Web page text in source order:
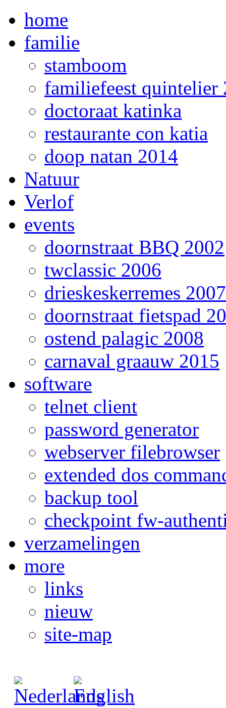
home
familie
stamboom
familiefeest quintelier
doctoraat katinka
restaurante con katia
doop natan 2014
Natuur
Verlof
events
doornstraat BBQ 2002
twclassic 2006
drieskeskerremes 2007
doornstraat fietspad
ostend palagic 2008
carnaval graauw 2015
software
telnet client
password generator
webserver filebrowser
extended dos
backup tool
checkpoint fw-
verzamelingen
more
links
nieuw
site-map